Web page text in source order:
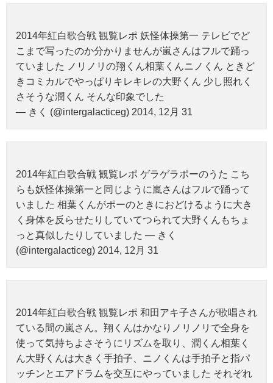
2014年紅白歌合戦 観覧レポ 妖怪体操第一 テレビでど
こまで写ったのか分かりませんが嵐さんはフルで踊っ
ていました ノリノリの翔くん相葉くんニノくん ときど
きコミカルでやっぱりキレキレの大野くん 少し照れく
さそうな潤くん そんな印象でした
— きく (@intergalacticeg) 2014, 12月 31
2014年紅白歌合戦 観覧レポ ゲラゲラポーのうた こち
らも妖怪体操第一と同じように嵐さんはフルで踊って
いました 相葉くんがポーのときにおどけるように大き
く身体を反らせたりしていてつられて大野くんもちょ
っと真似したりしていました — きく
(@intergalacticeg) 2014, 12月 31
2014年紅白歌合戦 観覧レポ 和田アキ子さんが歌唱され
ている間の嵐さん。翔くんはかなりノリノリで全身を
使って気持ちよさそうにリズムを取り、潤くん相葉く
ん大野くんは大きく手拍子、ニノくんは手拍子と指パ
ッチンとエアドラムを交互にやっていました それぞれ